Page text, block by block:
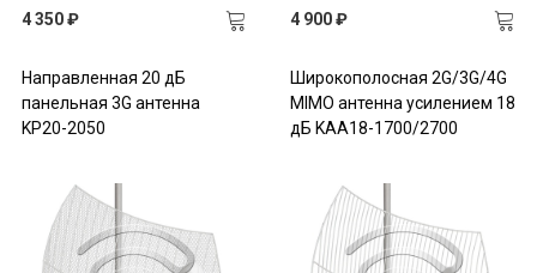
4 350 ₽
Направленная 20 дБ
панельная 3G антенна
KP20-2050
4 900 ₽
Широкополосная 2G/3G/4G
MIMO антенна усилением 18
дБ KAA18-1700/2700